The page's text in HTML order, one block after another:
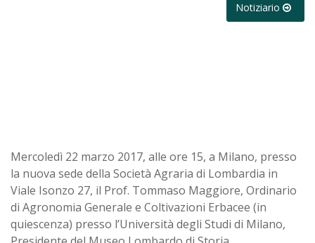
Notiziario
Mercoledì 22 marzo 2017, alle ore 15, a Milano, presso
la nuova sede della Società Agraria di Lombardia in
Viale Isonzo 27, il Prof. Tommaso Maggiore, Ordinario
di Agronomia Generale e Coltivazioni Erbacee (in
quiescenza) presso l’Università degli Studi di Milano,